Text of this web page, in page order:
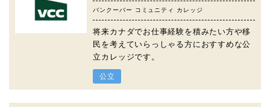
バンクーバー コミュニティ カレッジ
将来カナダでお仕事経験を積みたい方や移
民を考えていらっしゃる方におすすめな公
立カレッジです。
公立